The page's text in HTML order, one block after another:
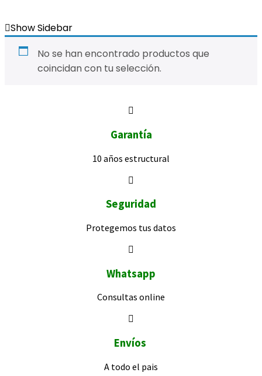
Show Sidebar
No se han encontrado productos que
coincidan con tu selección.
Garantía
10 años estructural
Seguridad
Protegemos tus datos
Whatsapp
Consultas online
Envíos
A todo el pais